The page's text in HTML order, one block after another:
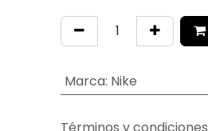
Marca: Nike
Términos y condiciones